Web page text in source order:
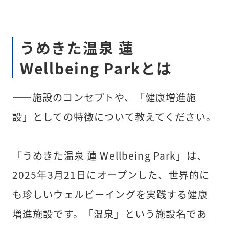
うめきた温泉 蓮
Wellbeing Parkとは
――施設のコンセプトや、「健康増進施
設」としての特徴について教えてください。
「うめきた温泉 蓮 Wellbeing Park」は、
2025年3月21日にオープンした、世界的に
も珍しいウェルビーイングを実践する健康
増進施設です。「温泉」という施設名であ